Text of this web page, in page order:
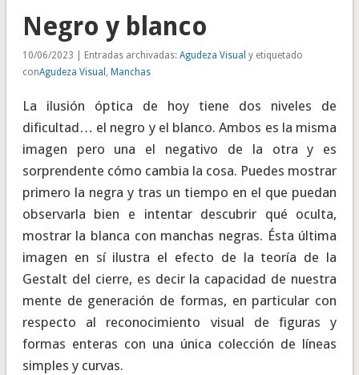
Negro y blanco
10/06/2023 | Entradas archivadas: Agudeza Visual y etiquetado
conAgudeza Visual , Manchas
La ilusión óptica de hoy tiene dos niveles de
dificultad… el negro y el blanco. Ambos es la misma
imagen pero una el negativo de la otra y es
sorprendente cómo cambia la cosa. Puedes mostrar
primero la negra y tras un tiempo en el que puedan
observarla bien e intentar descubrir qué oculta,
mostrar la blanca con manchas negras. Ésta última
imagen en sí ilustra el efecto de la teoría de la
Gestalt del cierre, es decir la capacidad de nuestra
mente de generación de formas, en particular con
respecto al reconocimiento visual de figuras y
formas enteras con una única colección de líneas
simples y curvas.